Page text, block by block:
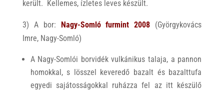
került. Kellemes, ízletes leves készült.
3) A bor: Nagy-Somló furmint 2008 (Györgykovács
Imre, Nagy-Somló)
A Nagy-Somlói borvidék vulkánikus talaja, a pannon
homokkal, s lösszel keveredő bazalt és bazalttufa
egyedi sajátosságokkal ruházza fel az itt készülő